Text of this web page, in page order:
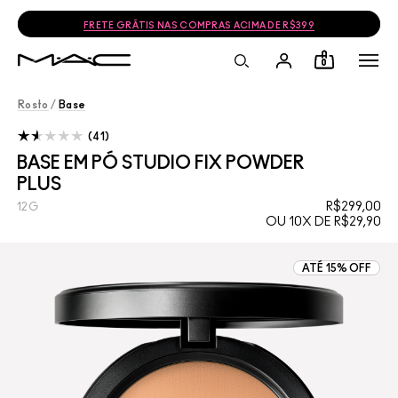
FRETE GRÁTIS NAS COMPRAS ACIMA DE R$399
0
Rosto / Base
BASE EM PÓ STUDIO FIX POWDER
PLUS
R$299,00
OU 10X DE R$29,90
12G
41
ATÉ 15% OFF